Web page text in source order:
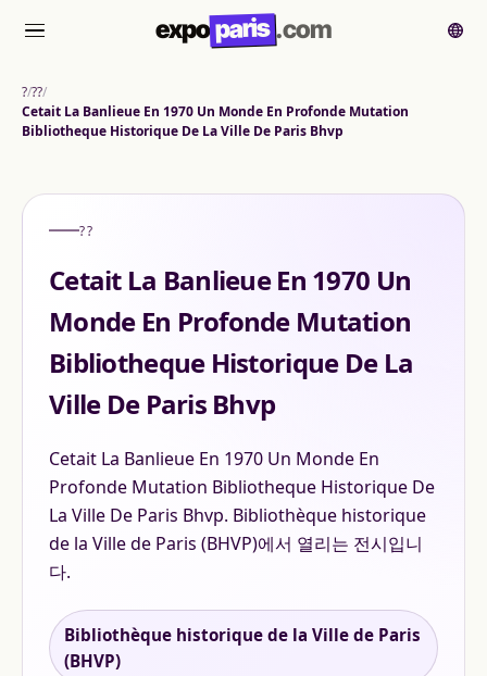
메뉴 expoparis.com
? ??
Cetait La Banlieue En 1970 Un Monde En Profonde Mutation
Bibliotheque Historique De La Ville De Paris Bhvp
??
Cetait La Banlieue En 1970 Un
Monde En Profonde Mutation
Bibliotheque Historique De La
Ville De Paris Bhvp
Cetait La Banlieue En 1970 Un Monde En
Profonde Mutation Bibliotheque Historique De
La Ville De Paris Bhvp. Bibliothèque historique
de la Ville de Paris (BHVP)에서 열리는 전시입니
다.
Bibliothèque historique de la Ville de Paris
(BHVP)